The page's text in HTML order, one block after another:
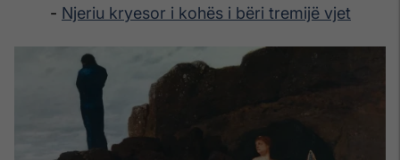
- Njeriu kryesor i kohës i bëri tremijë vjet